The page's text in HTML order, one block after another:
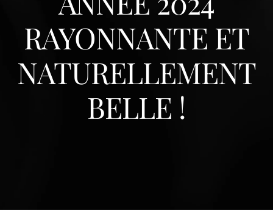
RAYONNANTE ET
NATURELLEMENT
BELLE !